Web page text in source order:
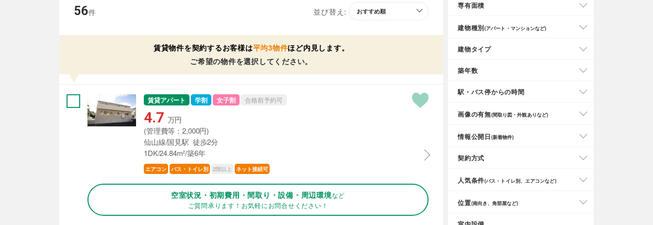
56件 並び替え:
賃貸物件を契約するお客様は平均3物件ほど内見します。
ご希望の物件を選択してください。
賃貸アパート 学割 女子割 合格前予約可
4.7 万円
(管理費等：2,000円)
仙山線/国見駅 徒歩2分
1DK/24.84m²/築6年
エアコン バス・トイレ別 2階以上 ネット接続可
空室状況・初期費用・間取り・設備・周辺環境など
ご質問承ります！お気軽にお問合せください！
専有面積
建物種別(アパート・マンションなど)
建物タイプ
築年数
駅・バス停からの時間
画像の有無(間取り図・外観ありなど)
情報公開日(新着物件)
契約方式
人気条件(バス・トイレ別、エアコンなど)
位置(南向き、角部屋など)